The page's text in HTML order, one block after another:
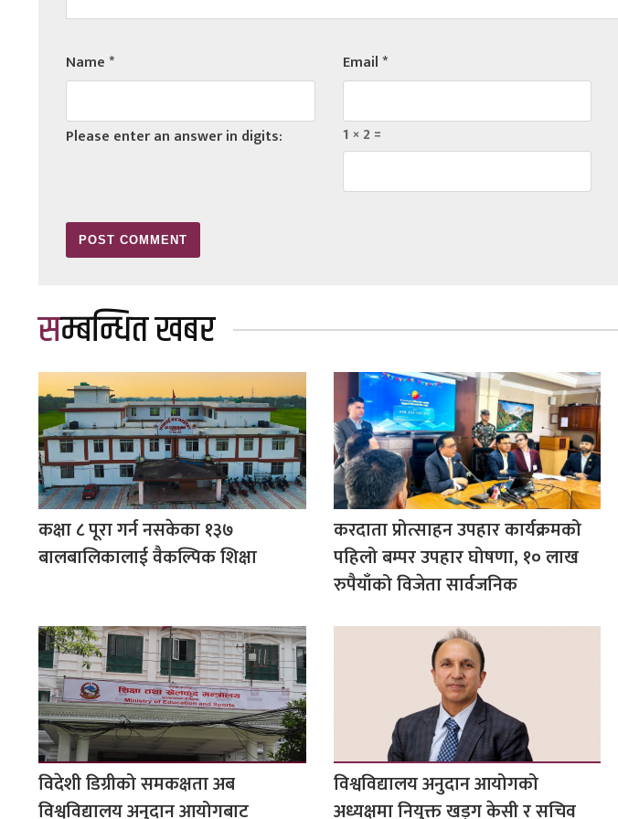
Name* Email*
Please enter an answer in digits: 1 × 2 =
सम्बन्धित खबर
कक्षा ८ पूरा गर्न नसकेका १३७
बालबालिकालाई वैकल्पिक शिक्षा
करदाता प्रोत्साहन उपहार कार्यक्रमको
पहिलो बम्पर उपहार घोषणा, १० लाख
रुपैयाँको विजेता सार्वजनिक
विदेशी डिग्रीको समकक्षता अब
विश्वविद्यालय अनुदान आयोगबाट
विश्वविद्यालय अनुदान आयोगको
अध्यक्षमा नियुक्त खड्ग केसी र सचिव